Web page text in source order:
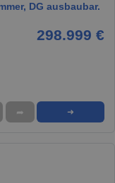
DG ausbaubar.
298.999 €
➦ ➜